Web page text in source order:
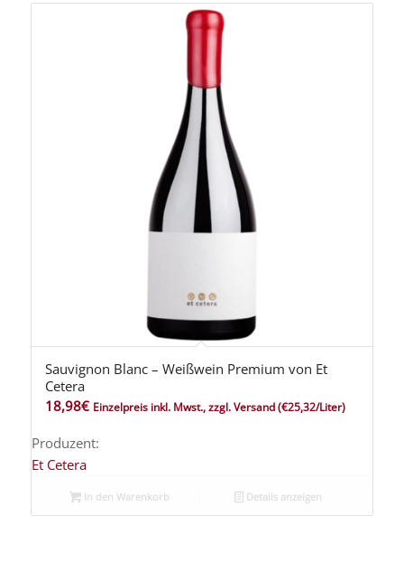
Sauvignon Blanc – Weißwein Premium von Et
Cetera
18,98€ Einzelpreis inkl. Mwst., zzgl. Versand(€25,32/Liter)
Produzent:
Et Cetera
In den Warenkorb Details anzeigen